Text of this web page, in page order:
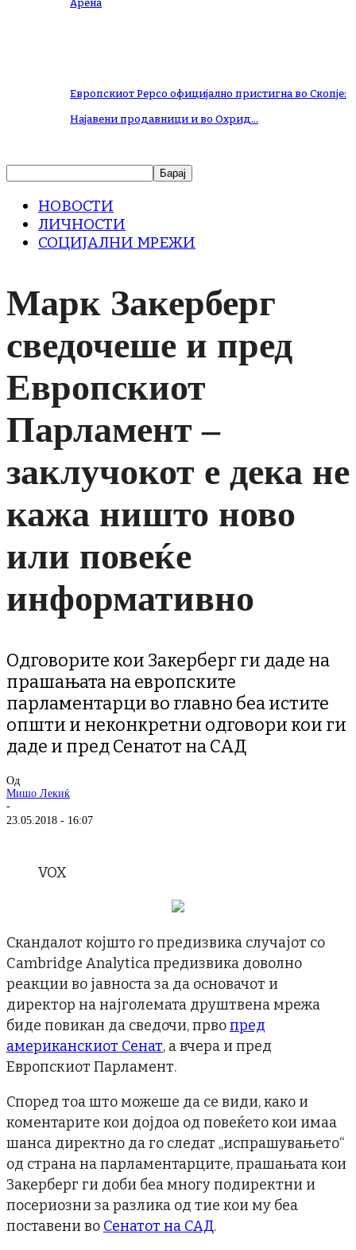
Арена
Европскиот Pepco официјално пристигна во Скопје:
Најавени продавници и во Охрид…
НОВОСТИ
ЛИЧНОСТИ
СОЦИЈАЛНИ МРЕЖИ
Марк Закерберг
сведочеше и пред
Европскиот
Парламент –
заклучокот е дека не
кажа ништо ново
или повеќе
информативно
Одговорите кои Закерберг ги даде на
прашањата на европските
парламентарци во главно беа истите
општи и неконкретни одговори кои ги
даде и пред Сенатот на САД
Од
Мишо Лекиќ
-
23.05.2018 - 16:07
VOX
Скандалот којшто го предизвика случајот со
Cambridge Analytica предизвика доволно
реакции во јавноста за да основачот и
директор на најголемата друштвена мрежа
биде повикан да сведочи, првопред
американскиот Сенат, а вчера и пред
Европскиот Парламент.
Според тоа што можеше да се види, како и
коментарите кои дојдоа од повеќето кои имаа
шанса директно да го следат „испрашувањето“
од страна на парламентарците, прашањата кои
Закерберг ги доби беа многу подиректни и
посериозни за разлика од тие кои му беа
поставени во Сенатот на САД.